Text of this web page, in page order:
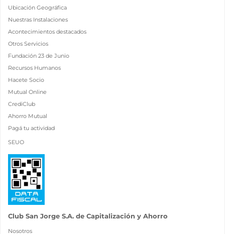
Ubicación Geográfica
Nuestras Instalaciones
Acontecimientos destacados
Otros Servicios
Fundación 23 de Junio
Recursos Humanos
Hacete Socio
Mutual Online
CrediClub
Ahorro Mutual
Pagá tu actividad
SEUO
Club San Jorge S.A. de Capitalización y Ahorro
Nosotros